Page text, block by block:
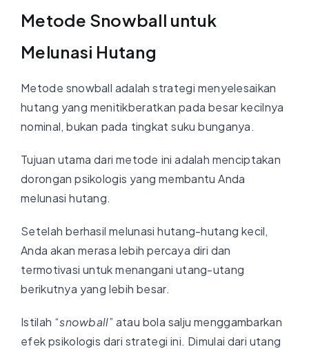
Metode Snowball untuk
Melunasi Hutang
Metode snowball adalah strategi menyelesaikan
hutang yang menitikberatkan pada besar kecilnya
nominal, bukan pada tingkat suku bunganya.
Tujuan utama dari metode ini adalah menciptakan
dorongan psikologis yang membantu Anda
melunasi hutang.
Setelah berhasil melunasi hutang-hutang kecil,
Anda akan merasa lebih percaya diri dan
termotivasi untuk menangani utang-utang
berikutnya yang lebih besar.
Istilah “snowball” atau bola salju menggambarkan
efek psikologis dari strategi ini. Dimulai dari utang